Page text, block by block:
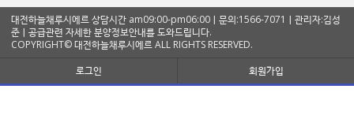
대전하늘채루시에르 상담시간 am09:00-pm06:00ㅣ문의:1566-7071ㅣ관리자:김성
준ㅣ공급관련 자세한 분양정보안내를 도와드립니다.
COPYRIGHT© 대전하늘채루시에르 ALL RIGHTS RESERVED.
로그인
회원가입